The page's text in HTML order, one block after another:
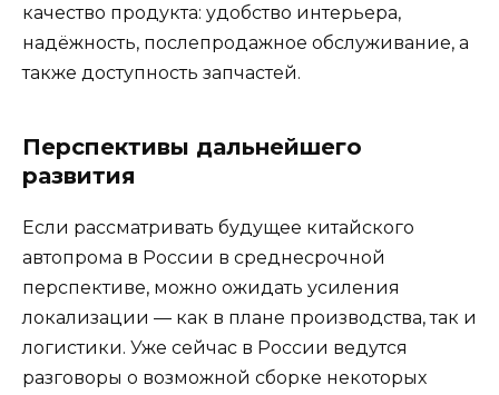
качество продукта: удобство интерьера,
надёжность, послепродажное обслуживание, а
также доступность запчастей.
Перспективы дальнейшего
развития
Если рассматривать будущее китайского
автопрома в России в среднесрочной
перспективе, можно ожидать усиления
локализации — как в плане производства, так и
логистики. Уже сейчас в России ведутся
разговоры о возможной сборке некоторых